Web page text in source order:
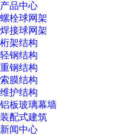
产品中心
螺栓球网架
焊接球网架
桁架结构
轻钢结构
重钢结构
索膜结构
维护结构
铝板玻璃幕墙
装配式建筑
新闻中心